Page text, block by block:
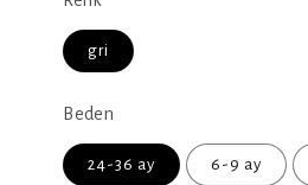
gri
Beden
24-36 ay 6-9 ay